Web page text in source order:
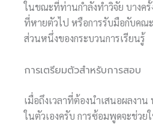
ในขณะที่ท่านกำลังทำวิจัย บางค
ที่หายตัวไป หรือการรับมือกับคณ
ส่วนหนึ่งของกระบวนการเรียนรู้
การเตรียมตัวสำหรับการสอบ
เมื่อถึงเวลาที่ต้องนำเสนอผลงา
ในตัวเองครับ การซ้อมพูดจะช่ว